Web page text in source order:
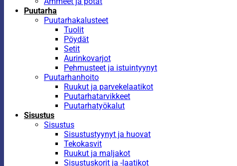
Puutarha
Puutarhakalusteet
Tuolit
Pöydät
Setit
Aurinkovarjot
Pehmusteet ja istuintyynyt
Puutarhanhoito
Ruukut ja parvekelaatikot
Puutarhatarvikkeet
Puutarhatyökalut
Sisustus
Sisustus
Sisustustyynyt ja huovat
Tekokasvit
Ruukut ja maljakot
Sisustuskorit ja -laatikot